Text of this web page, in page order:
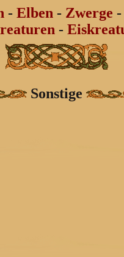
- Elben - Zwerge -
-
Sonstige